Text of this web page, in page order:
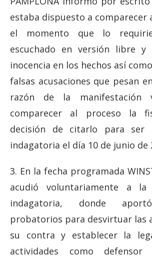
estaba dispuesto a comparecer
el momento que lo
escuchado en versión libre y
inocencia en los hechos así
falsas acusaciones que pesan
razón de la manifestación
comparecer al proceso la
decisión de citarlo para ser
indagatoria el día 10 de junio de
3. En la fecha programada
acudió voluntariamente a la
indagatoria, donde
probatorios para desvirtuar las
su contra y establecer la
actividades como defensor